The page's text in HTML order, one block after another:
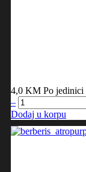
4,0 KM Po jedinici
–
Dodaj u korpu